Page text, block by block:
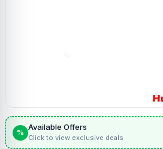
%
Available Offers
Click to view exclusive deals